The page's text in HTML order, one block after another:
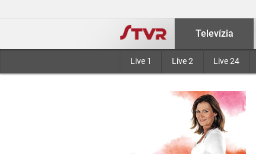
Televízia
Live 1 Live 2 Live 24